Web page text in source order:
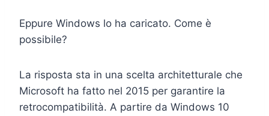
Eppure Windows lo ha caricato. Come è
possibile?
La risposta sta in una scelta architetturale che
Microsoft ha fatto nel 2015 per garantire la
retrocompatibilità. A partire da Windows 10